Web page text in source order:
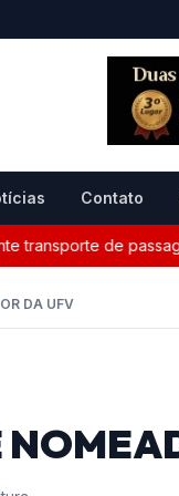
Contato
de passageiros
DA UFV